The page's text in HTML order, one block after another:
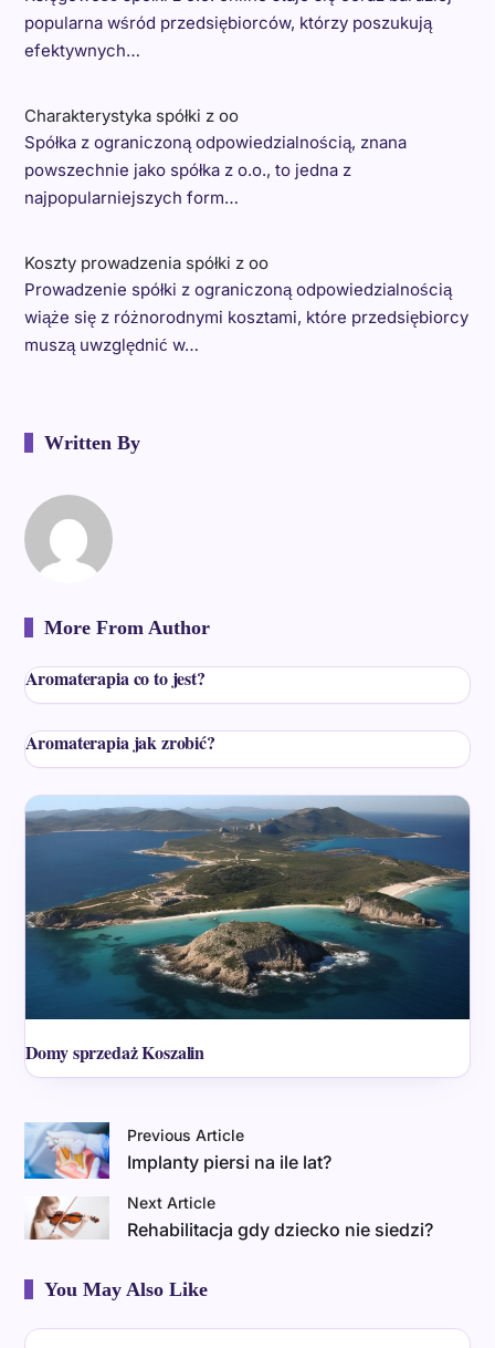
popularna wśród przedsiębiorców, którzy poszukują
efektywnych…
Charakterystyka spółki z oo
Spółka z ograniczoną odpowiedzialnością, znana
powszechnie jako spółka z o.o., to jedna z
najpopularniejszych form…
Koszty prowadzenia spółki z oo
Prowadzenie spółki z ograniczoną odpowiedzialnością
wiąże się z różnorodnymi kosztami, które przedsiębiorcy
muszą uwzględnić w…
Written By
More From Author
Aromaterapia co to jest?
Aromaterapia jak zrobić?
Domy sprzedaż Koszalin
Previous Article
Implanty piersi na ile lat?
Next Article
Rehabilitacja gdy dziecko nie siedzi?
You May Also Like